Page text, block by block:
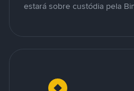
estará sobre custódia pela